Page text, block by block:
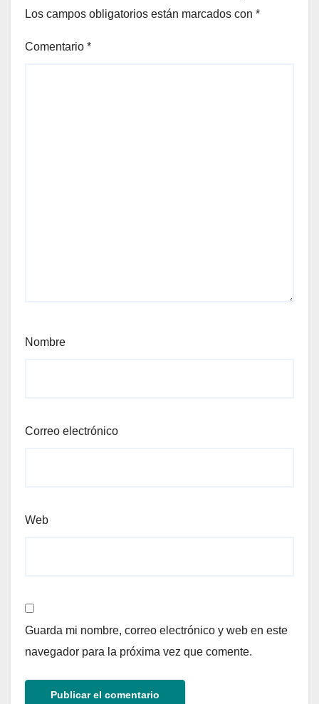
Los campos obligatorios están marcados con *
Comentario *
Nombre
Correo electrónico
Web
Guarda mi nombre, correo electrónico y web en este
navegador para la próxima vez que comente.